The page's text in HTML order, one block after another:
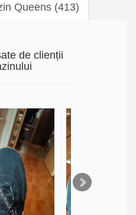
Queens (413)
de clienții